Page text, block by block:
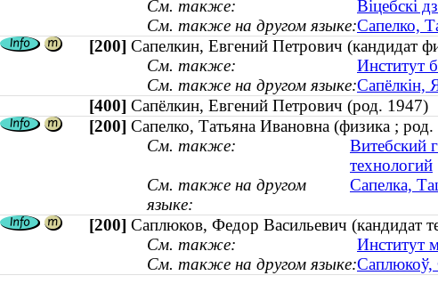
См. также:
Віцебскі
См. также на другом языке:Сапелко,
[200] Сапелкин, Евгений Петрович (кандидат
См. также:
Институт
См. также на другом языке:Сапёлкін,
[400] Сапёлкин, Евгений Петрович (род. 1947)
[200] Сапелко, Татьяна Ивановна (физика ;
См. также:
Витебский
технологий
См. также на другом
языке:
Сапелка,
[200] Саплюков, Федор Васильевич (кандидат
См. также:
Институт
См. также на другом языке:Саплюкоў,